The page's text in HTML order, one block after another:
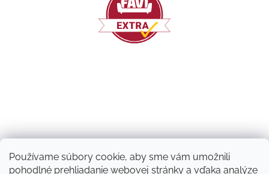
Používame súbory cookie, aby sme vám umožnili
pohodlné prehliadanie webovej stránky a vďaka analýze